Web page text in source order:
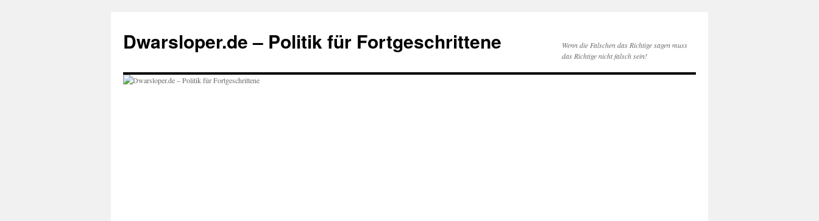
springen
Dwarsloper.de – Politik für Fortgeschrittene
Wenn die Falschen das Richtige sagen muss
das Richtige nicht falsch sein!